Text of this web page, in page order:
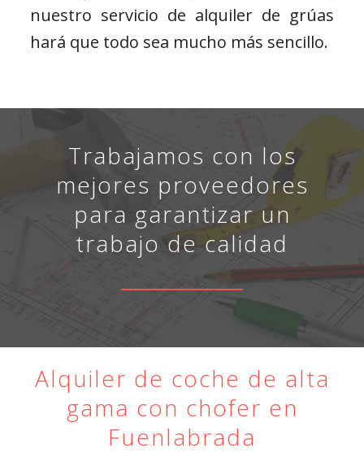
nuestro servicio de alquiler de grúas
hará que todo sea mucho más sencillo.
Trabajamos con los
mejores proveedores
para garantizar un
trabajo de calidad
Alquiler de coche de alta
gama con chofer en
Fuenlabrada